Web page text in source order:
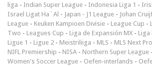
liga - Indian Super League - Indonesia Liga 1 -
Israel Ligat Ha`Al - Japan - J1 League - Johan
League - Keuken Kampioen Divisie - League Cup -
Two - Leagues Cup - Liga de Expansión MX - Liga
Ligue 1 - Ligue 2 - Meistriliiga - MLS - MLS Next Pro
NIFL Premiership - NISA - Northern Super League -
Women's Soccer League - Oefen-interlands -